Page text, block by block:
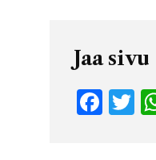
Jaa sivu
F
T